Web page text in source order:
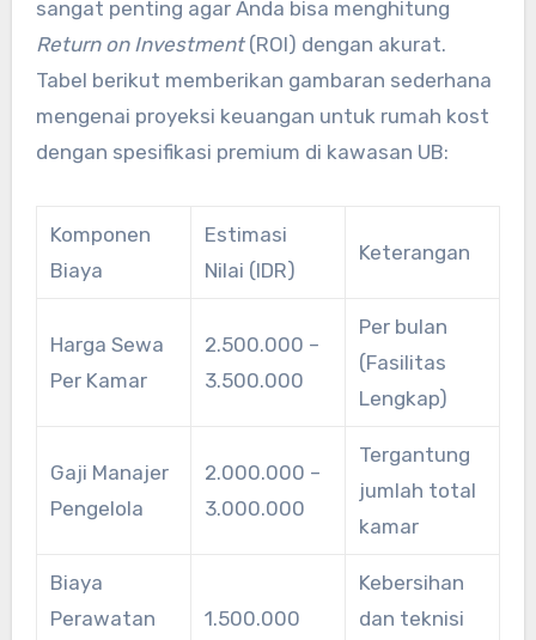
sangat penting agar Anda bisa menghitung
Return on Investment(ROI) dengan akurat.
Tabel berikut memberikan gambaran sederhana
mengenai proyeksi keuangan untuk rumah kost
dengan spesifikasi premium di kawasan UB:
Komponen
Biaya
Estimasi
Nilai (IDR)
Keterangan
Harga Sewa
Per Kamar
2.500.000 –
3.500.000
Per bulan
(Fasilitas
Lengkap)
Gaji Manajer
Pengelola
2.000.000 –
3.000.000
Tergantung
jumlah total
kamar
Biaya
Perawatan
1.500.000
Kebersihan
dan teknisi